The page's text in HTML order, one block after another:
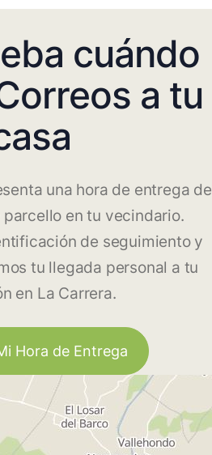
cuándo
a tu
una hora de entrega de
en tu vecindario.
de seguimiento y
tu llegada personal a tu
en La Carrera.
Hora de Entrega